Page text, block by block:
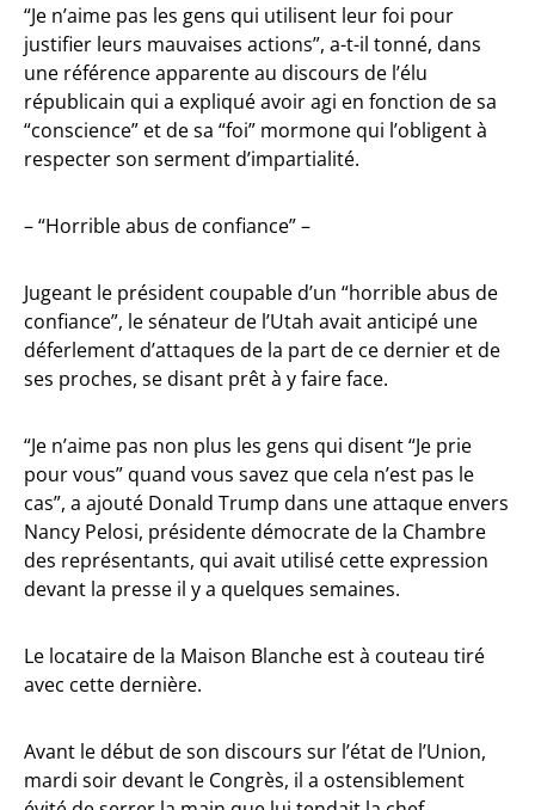
“Je n’aime pas les gens qui utilisent leur foi pour
justifier leurs mauvaises actions”, a-t-il tonné, dans
une référence apparente au discours de l’élu
républicain qui a expliqué avoir agi en fonction de sa
“conscience” et de sa “foi” mormone qui l’obligent à
respecter son serment d’impartialité.
– “Horrible abus de confiance” –
Jugeant le président coupable d’un “horrible abus de
confiance”, le sénateur de l’Utah avait anticipé une
déferlement d’attaques de la part de ce dernier et de
ses proches, se disant prêt à y faire face.
“Je n’aime pas non plus les gens qui disent “Je prie
pour vous” quand vous savez que cela n’est pas le
cas”, a ajouté Donald Trump dans une attaque envers
Nancy Pelosi, présidente démocrate de la Chambre
des représentants, qui avait utilisé cette expression
devant la presse il y a quelques semaines.
Le locataire de la Maison Blanche est à couteau tiré
avec cette dernière.
Avant le début de son discours sur l’état de l’Union,
mardi soir devant le Congrès, il a ostensiblement